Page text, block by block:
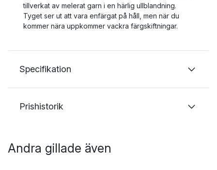
tillverkat av melerat garn i en härlig ullblandning.
Tyget ser ut att vara enfärgat på håll, men när du
kommer nära uppkommer vackra färgskiftningar.
Specifikation
Prishistorik
Andra gillade även